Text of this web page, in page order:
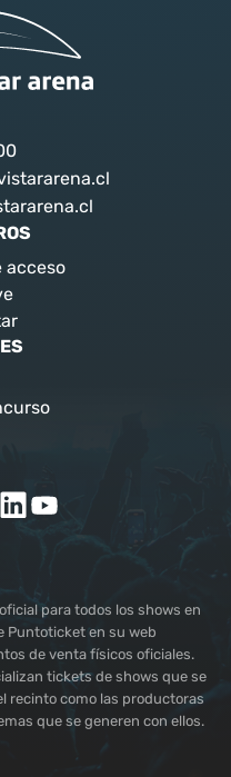
acceso
para todos los shows en
Puntoticket en su web
de venta físicos oficiales.
tickets de shows que se
recinto como las productoras
que se generen con ellos.